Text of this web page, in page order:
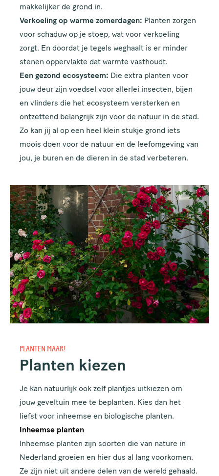
makkelijker de grond in.
Verkoeling op warme zomerdagen: Planten zorgen
voor schaduw op je stoep, wat voor verkoeling
zorgt. En doordat je tegels weghaalt is er minder
stenen oppervlakte dat warmte vasthoudt.
Een gezond ecosysteem: Die extra planten voor
jouw deur zijn voedsel voor allerlei insecten, bijen
en vlinders die het ecosysteem versterken en
ontzettend belangrijk zijn voor de natuur in de stad.
Zo kan jij al op een heel klein stukje grond iets
moois doen voor de natuur en de leefomgeving van
jou, je buren en de dieren in de stad verbeteren.
PLANTEN MAAR!
Planten kiezen
Je kan natuurlijk ook zelf plantjes uitkiezen om
jouw geveltuin mee te beplanten. Kies dan het
liefst voor inheemse en biologische planten.
Inheemse planten
Inheemse planten zijn soorten die van nature in
Nederland groeien en hier dus al lang voorkomen.
Ze zijn niet uit andere delen van de wereld gehaald.